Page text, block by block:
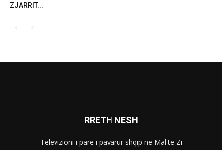
ZJARRIT...
RRETH NESH
Televizioni i parë i pavarur shqip në Mal të Zi